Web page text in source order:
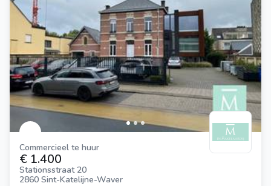
Commercieel te huur
€ 1.400
Stationsstraat 20
2860 Sint-Katelijne-Waver